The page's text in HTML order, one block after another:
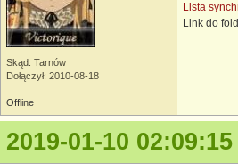
Skąd: Tarnów
Dołączył: 2010-08-18
Lista
Link do
Offline
2019-01-10 02:09:15